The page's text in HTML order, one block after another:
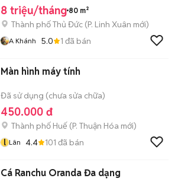
8 triệu/tháng 80 m²
Thành phố Thủ Đức (P. Linh Xuân mới)
A Khánh 5.0 1 đã bán
Màn hình máy tính
Đã sử dụng (chưa sửa chữa)
450.000 đ
Thành phố Huế (P. Thuận Hóa mới)
l Lân 4.4 101 đã bán
Cá Ranchu Oranda Đa dạng